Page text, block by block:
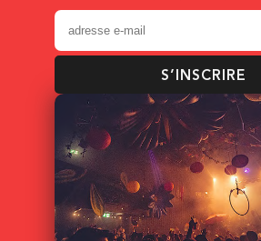
S’INSCRIRE